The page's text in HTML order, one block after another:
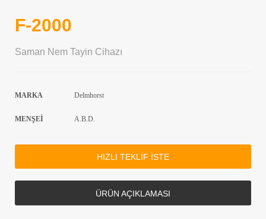
F-2000
Saman Nem Tayin Cihazı
MARKA Delmhorst
MENŞEİ A.B.D.
HIZLI TEKLİF İSTE
ÜRÜN AÇIKLAMASI